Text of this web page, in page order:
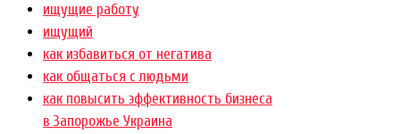
ищущие работу
ищущий
как избавиться от негатива
как общаться с людьми
как повысить эффективность бизнеса
в Запорожье Украина